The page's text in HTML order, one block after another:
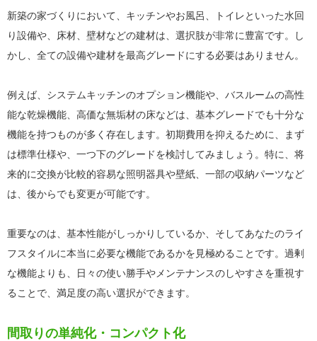
新築の家づくりにおいて、キッチンやお風呂、トイレといった水回
り設備や、床材、壁材などの建材は、選択肢が非常に豊富です。し
かし、全ての設備や建材を最高グレードにする必要はありません。
例えば、システムキッチンのオプション機能や、バスルームの高性
能な乾燥機能、高価な無垢材の床などは、基本グレードでも十分な
機能を持つものが多く存在します。初期費用を抑えるために、まず
は標準仕様や、一つ下のグレードを検討してみましょう。特に、将
来的に交換が比較的容易な照明器具や壁紙、一部の収納パーツなど
は、後からでも変更が可能です。
重要なのは、基本性能がしっかりしているか、そしてあなたのライ
フスタイルに本当に必要な機能であるかを見極めることです。過剰
な機能よりも、日々の使い勝手やメンテナンスのしやすさを重視す
ることで、満足度の高い選択ができます。
間取りの単純化・コンパクト化